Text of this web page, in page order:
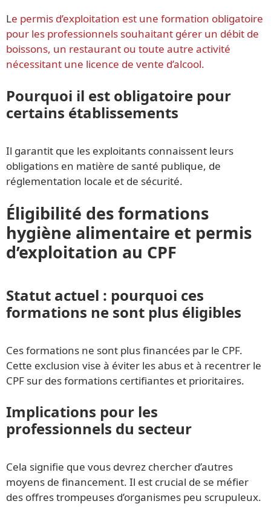
Le permis d’exploitation est une formation obligatoire
pour les professionnels souhaitant gérer un débit de
boissons, un restaurant ou toute autre activité
nécessitant une licence de vente d’alcool.
Pourquoi il est obligatoire pour
certains établissements
Il garantit que les exploitants connaissent leurs
obligations en matière de santé publique, de
réglementation locale et de sécurité.
Éligibilité des formations
hygiène alimentaire et permis
d’exploitation au CPF
Statut actuel : pourquoi ces
formations ne sont plus éligibles
Ces formations ne sont plus financées par le CPF.
Cette exclusion vise à éviter les abus et à recentrer le
CPF sur des formations certifiantes et prioritaires.
Implications pour les
professionnels du secteur
Cela signifie que vous devrez chercher d’autres
moyens de financement. Il est crucial de se méfier
des offres trompeuses d’organismes peu scrupuleux.